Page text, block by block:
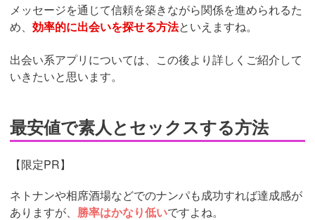
メッセージを通じて信頼を築きながら関係を進められるた
め、 効率的に出会いを探せる方法といえますね。
出会い系アプリについては、この後より詳しくご紹介して
いきたいと思います。
最安値で素人とセックスする方法
【限定PR】
ネトナンや相席酒場などでのナンパも成功すれば達成感が
ありますが、 勝率はかなり低いですよね。